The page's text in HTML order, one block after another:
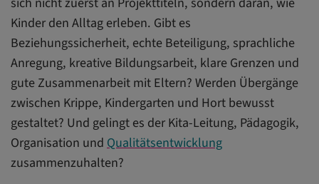
Kinder den Alltag erleben. Gibt es
Beziehungssicherheit, echte Beteiligung, sprachliche
Anregung, kreative Bildungsarbeit, klare Grenzen und
gute Zusammenarbeit mit Eltern? Werden Übergänge
zwischen Krippe, Kindergarten und Hort bewusst
gestaltet? Und gelingt es der Kita-Leitung, Pädagogik,
Organisation undQualitätsentwicklung
zusammenzuhalten?